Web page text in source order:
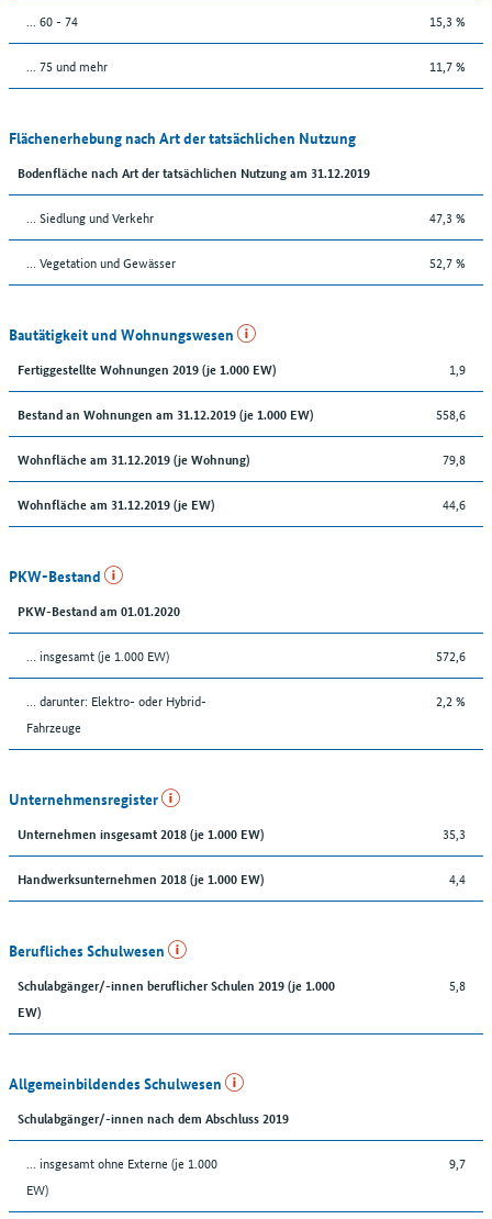
... 60 - 74 15,3 %
... 75 und mehr 11,7 %
Flächenerhebung nach Art der tatsächlichen Nutzung
Bodenfläche nach Art der tatsächlichen Nutzung am 31.12.2019
… Siedlung und Verkehr 47,3 %
… Vegetation und Gewässer 52,7 %
Bautätigkeit und Wohnungswesen
Fertiggestellte Wohnungen 2019 (je 1.000 EW) 1,9
Bestand an Wohnungen am 31.12.2019 (je 1.000 EW) 558,6
Wohnfläche am 31.12.2019 (je Wohnung) 79,8
Wohnfläche am 31.12.2019 (je EW) 44,6
PKW-Bestand
PKW-Bestand am 01.01.2020
… insgesamt (je 1.000 EW) 572,6
… darunter: Elektro- oder Hybrid-
Fahrzeuge
2,2 %
Unternehmensregister
Unternehmen insgesamt 2018 (je 1.000 EW) 35,3
Handwerksunternehmen 2018 (je 1.000 EW) 4,4
Berufliches Schulwesen
Schulabgänger/-innen beruflicher Schulen 2019 (je 1.000
EW)
5,8
Allgemeinbildendes Schulwesen
Schulabgänger/-innen nach dem Abschluss 2019
... insgesamt ohne Externe (je 1.000
EW)
9,7